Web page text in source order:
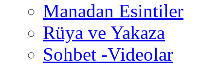
Manadan Esintiler
Rüya ve Yakaza
Sohbet -Videolar